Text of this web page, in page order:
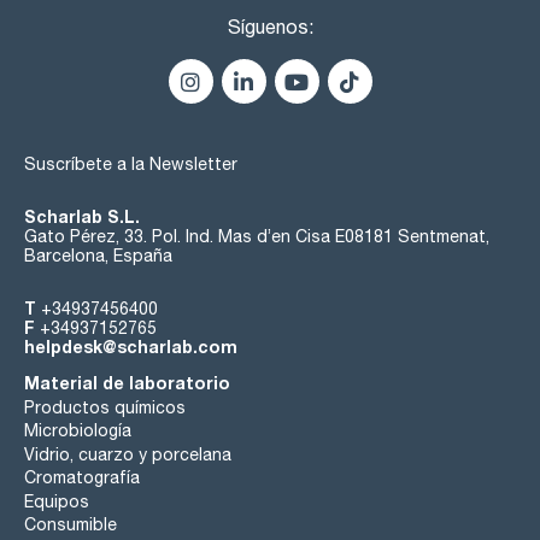
Síguenos:
Suscríbete a la Newsletter
Scharlab S.L.
Gato Pérez, 33. Pol. Ind. Mas d’en Cisa E08181 Sentmenat,
Barcelona, España
T +34937456400
F +34937152765
helpdesk@scharlab.com
Material de laboratorio
Productos químicos
Microbiología
Vidrio, cuarzo y porcelana
Cromatografía
Equipos
Consumible